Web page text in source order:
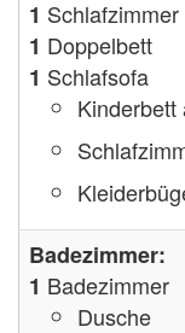
1 Schlafzimmer
1 Doppelbett
1 Schlafsofa
Kinderbett
Badezimmer:
1 Badezimmer
Dusche